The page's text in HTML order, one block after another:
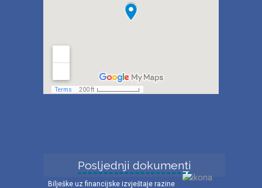
Posljednji dokumenti
Bilješke uz financijske izvještaje razine